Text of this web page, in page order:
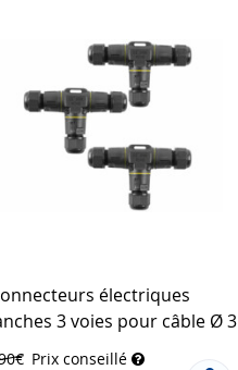
électriques
3 voies pour câble Ø 3
Prix conseillé